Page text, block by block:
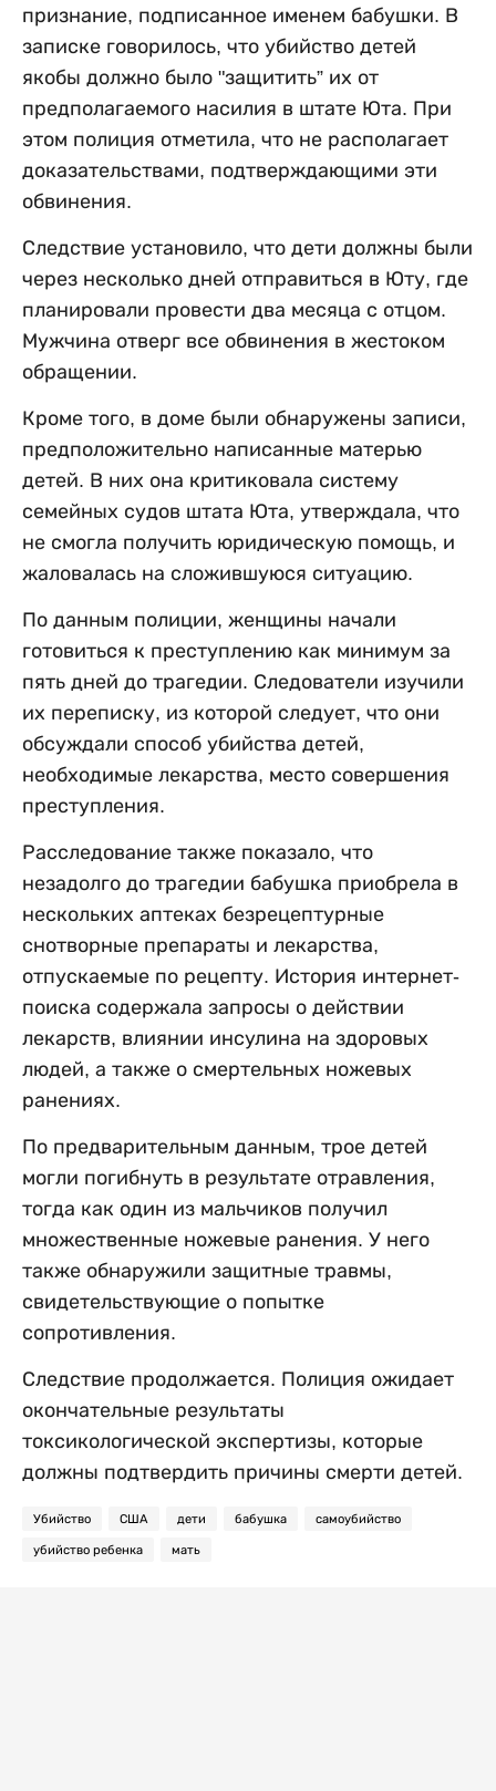
признание, подписанное именем бабушки. В
записке говорилось, что убийство детей
якобы должно было "защитить” их от
предполагаемого насилия в штате Юта. При
этом полиция отметила, что не располагает
доказательствами, подтверждающими эти
обвинения.
Следствие установило, что дети должны были
через несколько дней отправиться в Юту, где
планировали провести два месяца с отцом.
Мужчина отверг все обвинения в жестоком
обращении.
Кроме того, в доме были обнаружены записи,
предположительно написанные матерью
детей. В них она критиковала систему
семейных судов штата Юта, утверждала, что
не смогла получить юридическую помощь, и
жаловалась на сложившуюся ситуацию.
По данным полиции, женщины начали
готовиться к преступлению как минимум за
пять дней до трагедии. Следователи изучили
их переписку, из которой следует, что они
обсуждали способ убийства детей,
необходимые лекарства, место совершения
преступления.
Расследование также показало, что
незадолго до трагедии бабушка приобрела в
нескольких аптеках безрецептурные
снотворные препараты и лекарства,
отпускаемые по рецепту. История интернет-
поиска содержала запросы о действии
лекарств, влиянии инсулина на здоровых
людей, а также о смертельных ножевых
ранениях.
По предварительным данным, трое детей
могли погибнуть в результате отравления,
тогда как один из мальчиков получил
множественные ножевые ранения. У него
также обнаружили защитные травмы,
свидетельствующие о попытке
сопротивления.
Следствие продолжается. Полиция ожидает
окончательные результаты
токсикологической экспертизы, которые
должны подтвердить причины смерти детей.
Убийство США дети бабушка самоубийство
убийство ребенка мать